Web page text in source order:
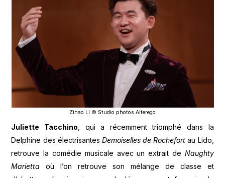
Zihao Li © Studio photos Alterego
Juliette Tacchino , qui a récemment triomphé dans la
Delphine des électrisantes Demoiselles de Rochefort au Lido,
retrouve la comédie musicale avec un extrait de Naughty
Marietta où l’on retrouve son mélange de classe et